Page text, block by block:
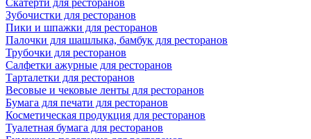
Скатерти для ресторанов
Зубочистки для ресторанов
Пики и шпажки для ресторанов
Палочки для шашлыка, бамбук для ресторанов
Трубочки для ресторанов
Салфетки ажурные для ресторанов
Тарталетки для ресторанов
Весовые и чековые ленты для ресторанов
Бумага для печати для ресторанов
Косметическая продукция для ресторанов
Туалетная бумага для ресторанов